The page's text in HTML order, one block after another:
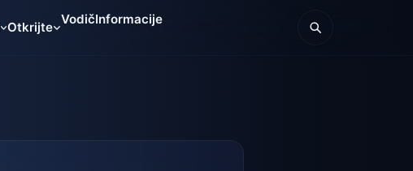
Otkrijte
VodičInformacije